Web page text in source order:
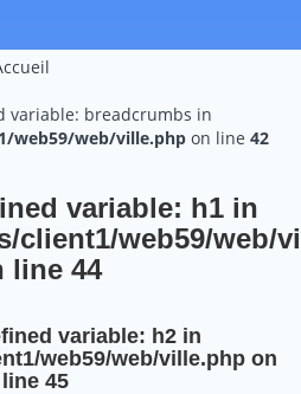
variable: breadcrumbs in
web59/web/ville.php on line 42
variable: h1 in
client1/web59/web/
line 44
variable: h2 in
web59/web/ville.php on
line 45